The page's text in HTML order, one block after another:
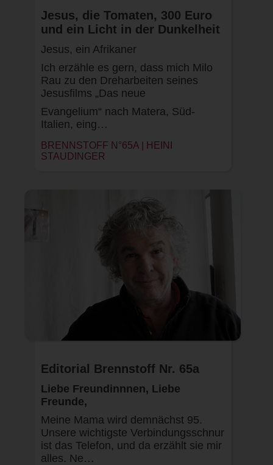
Jesus, die Tomaten, 300 Euro
und ein Licht in der Dunkelheit
Jesus, ein Afrikaner
Ich erzähle es gern, dass mich Milo
Rau zu den Dreharbeiten seines
Jesusfilms „Das neue
Evangelium“ nach Matera, Süd-
Italien, eing…
BRENNSTOFF N°65A |
HEINI
STAUDINGER
Editorial Brennstoff Nr. 65a
Liebe Freundinnnen, Liebe
Freunde,
Meine Mama wird demnächst 95.
Unsere wichtigste Verbindungsschnur
ist das Telefon, und da erzählt sie mir
alles. Ne…